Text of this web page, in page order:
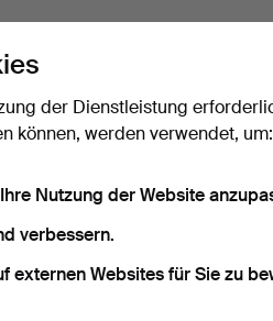
der Dienstleistung
können, werden verwendet, um:
Nutzung der Website
verbessern.
externen Websites für Sie zu